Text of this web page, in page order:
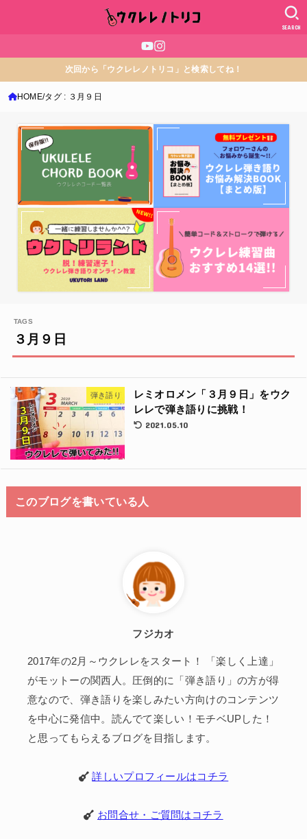
SEARCH
次回から「ウクレレノトリコ」と検索してね！
HOME タグ : ３月９日
３月９日
弾き語り
レミオロメン「３月９日」をウク
レレで弾き語りに挑戦！
2021.05.10
このブログを書いている人
フジカオ
2017年の2月～ウクレレをスタート！ 「楽しく上達」
がモットーの関西人。圧倒的に「弾き語り」の方が得
意なので、弾き語りを楽しみたい方向けのコンテンツ
を中心に発信中。読んでて楽しい！モチベUPした！
と思ってもらえるブログを目指します。
詳しいプロフィールはコチラ
お問合せ・ご質問はコチラ